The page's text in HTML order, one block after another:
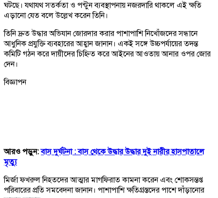
ঘটছে। যথাযথ সতর্কতা ও পন্টুন ব্যবস্থাপনায় নজরদারি থাকলে এই ক্ষতি
এড়ানো যেত বলে উল্লেখ করেন তিনি।
তিনি দ্রুত উদ্ধার অভিযান জোরদার করার পাশাপাশি নিখোঁজদের সন্ধানে
আধুনিক প্রযুক্তি ব্যবহারের আহ্বান জানান। একই সঙ্গে উচ্চপর্যায়ের তদন্ত
কমিটি গঠন করে দায়ীদের চিহ্নিত করে আইনের আওতায় আনার ওপর জোর
দেন।
বিজ্ঞাপন
আরও পড়ুন:বাস দুর্ঘটনা : বাস থেকে উদ্ধার উদ্ধার দুই নারীর হাসপাতালে
মৃত্যু
মির্জা ফখরুল নিহতদের আত্মার মাগফিরাত কামনা করেন এবং শোকসন্তপ্ত
পরিবারের প্রতি সমবেদনা জানান। পাশাপাশি ক্ষতিগ্রস্তদের পাশে দাঁড়ানোর